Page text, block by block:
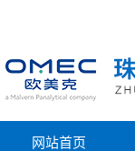
网站首页